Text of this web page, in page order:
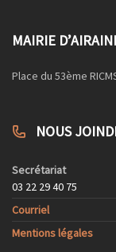
MAIRIE
Place du 53ème
NOUS
Secrétariat
03 22 29 40 75
Courriel
Mentions légales